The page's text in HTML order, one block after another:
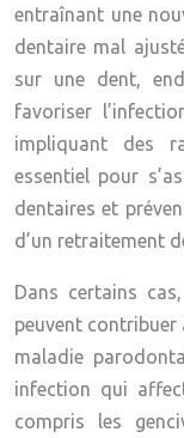
entraînant une
dentaire mal
sur une dent,
favoriser
impliquant des
essentiel pour
dentaires et
d’un retraitement
Dans certains
peuvent contribuer
maladie
infection qui
compris les